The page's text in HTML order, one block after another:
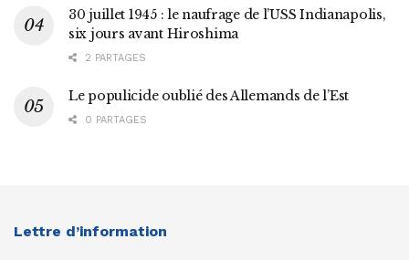
30 juillet 1945 : le naufrage de l’USS Indianapolis,
six jours avant Hiroshima
2 PARTAGES
Le populicide oublié des Allemands de l’Est
0 PARTAGES
Lettre d’information